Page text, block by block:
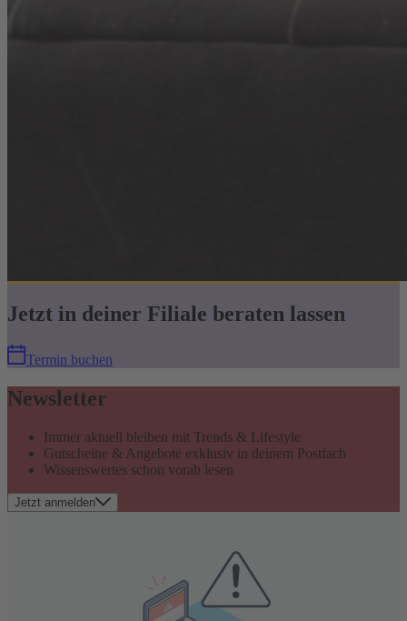
Jetzt in deiner Filiale beraten lassen
Termin buchen
Newsletter
Immer aktuell bleiben mit Trends & Lifestyle
Gutscheine & Angebote exklusiv in deinem Postfach
Wissenswertes schon vorab lesen
Jetzt anmelden